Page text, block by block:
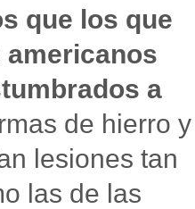
que los que
a
de hierro y
lesiones tan
las de las